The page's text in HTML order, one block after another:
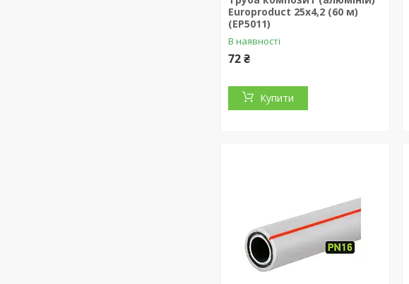
Europroduct 25x4,2 (60 м)
(EP5011)
В наявності
72 ₴
Купити